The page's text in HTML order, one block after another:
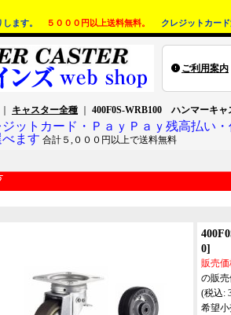
します。 ５０００円以上送料無料。 クレジットカード
ご利用案内
キャスター全種 400F0S-WRB100 ハンマーキャ
ジットカード・ＰａｙＰａｙ残高払い
べます 合計５,０００円以上で送料無料
0]
販売
の販
(税込:
希望